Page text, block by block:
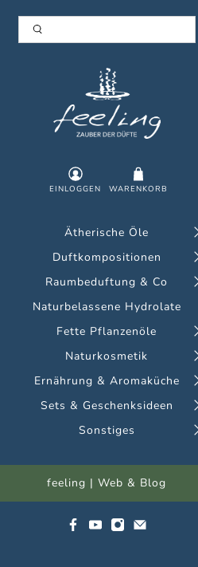
EINLOGGEN WARENKORB
Ätherische Öle
Duftkompositionen
Raumbeduftung & Co
Naturbelassene Hydrolate
Fette Pflanzenöle
Naturkosmetik
Ernährung & Aromaküche
Sets & Geschenksideen
Sonstiges
feeling | Web & Blog